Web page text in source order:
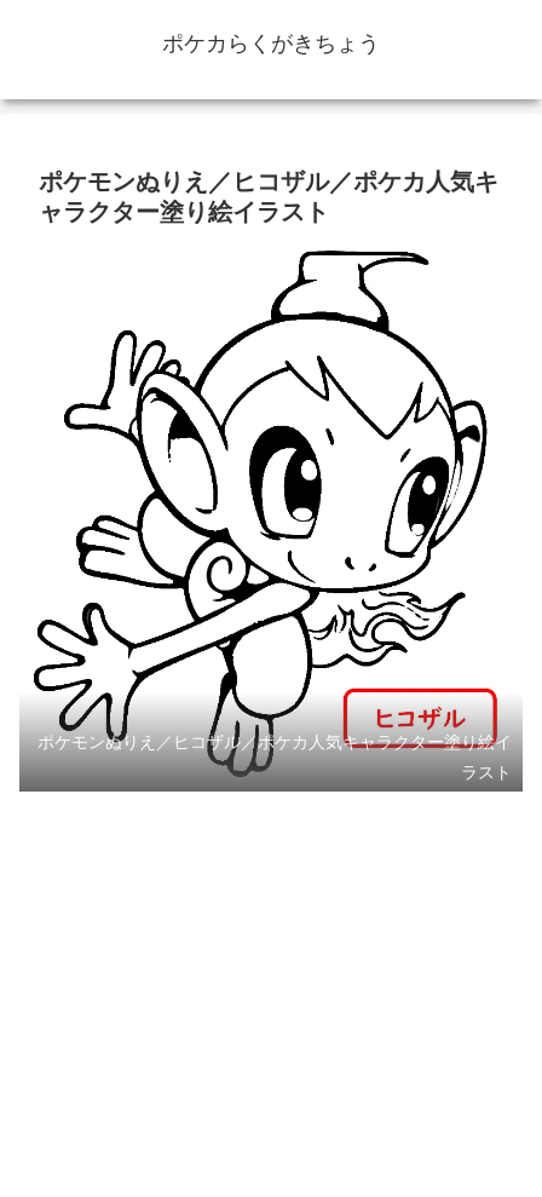
ポケカらくがきちょう
ポケモンぬりえ／ヒコザル／ポケカ人気キ
ャラクター塗り絵イラスト
ポケモンぬりえ／ヒコザル／ポケカ人気キャラクター塗り絵イ
ラスト